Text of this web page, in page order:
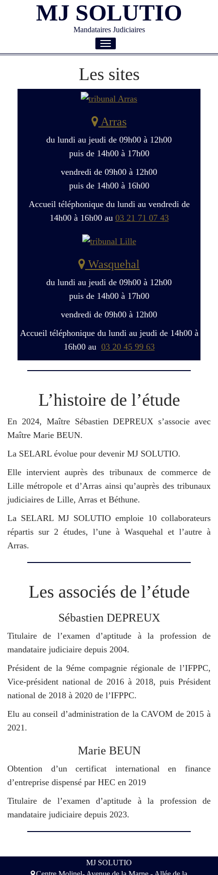
MJ SOLUTIO
Mandataires Judiciaires
Toggle
Les sites
Arras
du lundi au jeudi de 09h00 à 12h00
puis de 14h00 à 17h00
vendredi de 09h00 à 12h00
puis de 14h00 à 16h00
Accueil téléphonique du lundi au vendredi de
14h00 à 16h00 au 03 21 71 07 43
Wasquehal
du lundi au jeudi de 09h00 à 12h00
puis de 14h00 à 17h00
vendredi de 09h00 à 12h00
Accueil téléphonique du lundi au jeudi de 14h00 à
16h00 au 03 20 45 99 63
L’histoire de l’étude
En 2024, Maître Sébastien DEPREUX s’associe avec
Maître Marie BEUN.
La SELARL évolue pour devenir MJ SOLUTIO.
Elle intervient auprès des tribunaux de commerce de
Lille métropole et d’Arras ainsi qu’auprès des tribunaux
judiciaires de Lille, Arras et Béthune.
La SELARL MJ SOLUTIO emploie 10 collaborateurs
répartis sur 2 études, l’une à Wasquehal et l’autre à
Arras.
Les associés de l’étude
Sébastien DEPREUX
Titulaire de l’examen d’aptitude à la profession de
mandataire judiciaire depuis 2004.
Président de la 9éme compagnie régionale de l’IFPPC,
Vice-président national de 2016 à 2018, puis Président
national de 2018 à 2020 de l’IFPPC.
Elu au conseil d’administration de la CAVOM de 2015 à
2021.
Marie BEUN
Obtention d’un certificat international en finance
d’entreprise dispensé par HEC en 2019
Titulaire de l’examen d’aptitude à la profession de
mandataire judiciaire depuis 2023.
MJ SOLUTIO